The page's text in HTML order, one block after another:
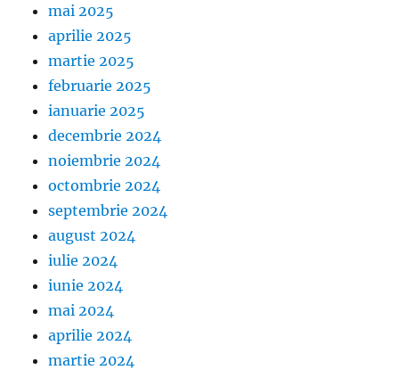
mai 2025
aprilie 2025
martie 2025
februarie 2025
ianuarie 2025
decembrie 2024
noiembrie 2024
octombrie 2024
septembrie 2024
august 2024
iulie 2024
iunie 2024
mai 2024
aprilie 2024
martie 2024